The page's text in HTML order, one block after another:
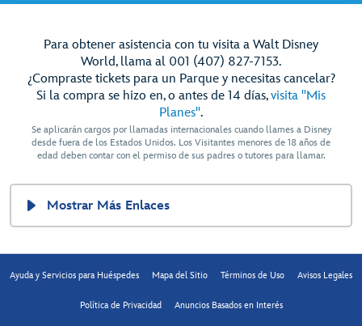
Para obtener asistencia con tu visita a Walt Disney
World, llama al 001 (407) 827-7153.
¿Compraste tickets para un Parque y necesitas cancelar?
Si la compra se hizo en, o antes de 14 días,visita "Mis
Planes".
Se aplicarán cargos por llamadas internacionales cuando llames a Disney
desde fuera de los Estados Unidos. Los Visitantes menores de 18 años de
edad deben contar con el permiso de sus padres o tutores para llamar.
Mostrar Más Enlaces
Ayuda y Servicios para Huéspedes Mapa del Sitio Términos de Uso Avisos Legales
Política de Privacidad Anuncios Basados en Interés